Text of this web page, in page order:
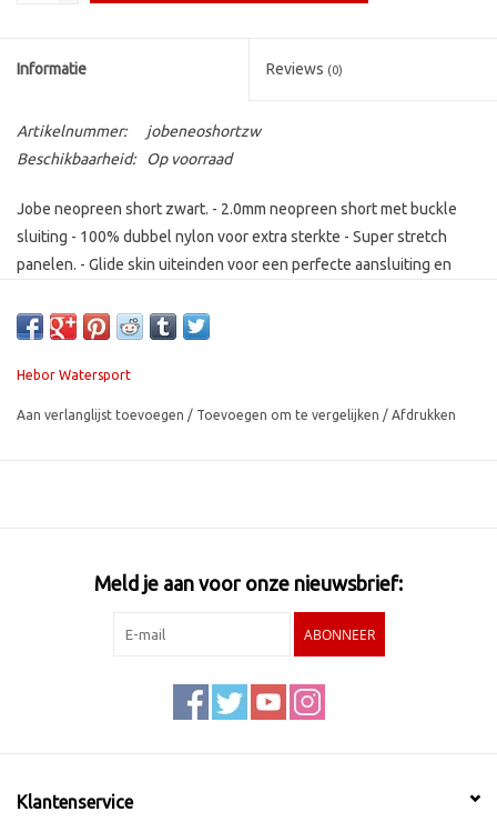
Informatie Reviews (0)
Artikelnummer:
jobeneoshortzw
Beschikbaarheid:
Op voorraad
Jobe neopreen short zwart. - 2.0mm neopreen short met buckle
sluiting - 100% dubbel nylon voor extra sterkte - Super stretch
panelen. - Glide skin uiteinden voor een perfecte aansluiting en
56) Dit betreft een zwemvest / wetsuit of kleding in de opruiming,
Hebor Watersport
Aan verlanglijst toevoegen / Toevoegen om te vergelijken / Afdrukken
Meld je aan voor onze nieuwsbrief:
ABONNEER
Klantenservice